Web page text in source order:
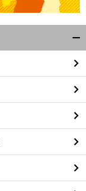
閉
る